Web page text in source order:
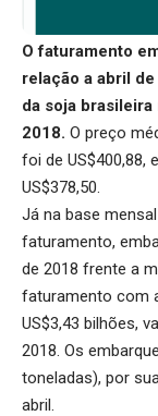
O faturamento
relação a abril
da soja
2018. O preço
foi de US$400,88,
US$378,50.
Já na base
faturamento,
de 2018 frente a
faturamento com
US$3,43 bilhões,
2018. Os
toneladas), por
abril.